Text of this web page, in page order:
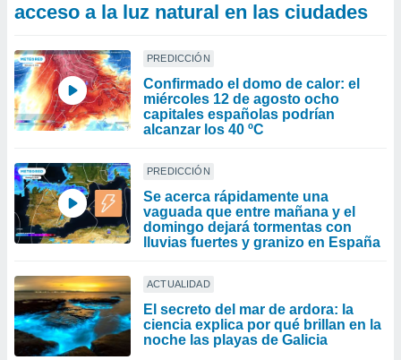
acceso a la luz natural en las ciudades
PREDICCIÓN
Confirmado el domo de calor: el
miércoles 12 de agosto ocho
capitales españolas podrían
alcanzar los 40 ºC
PREDICCIÓN
Se acerca rápidamente una
vaguada que entre mañana y el
domingo dejará tormentas con
lluvias fuertes y granizo en España
ACTUALIDAD
El secreto del mar de ardora: la
ciencia explica por qué brillan en la
noche las playas de Galicia